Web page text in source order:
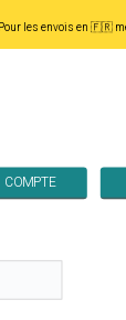
Pour les envois en 🇫🇷
COMPTE